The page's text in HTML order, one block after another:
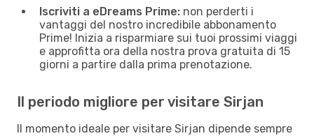
Iscriviti a eDreams Prime: non perderti i
vantaggi del nostro incredibile abbonamento
Prime! Inizia a risparmiare sui tuoi prossimi viaggi
e approfitta ora della nostra prova gratuita di 15
giorni a partire dalla prima prenotazione.
Il periodo migliore per visitare Sirjan
Il momento ideale per visitare Sirjan dipende sempre